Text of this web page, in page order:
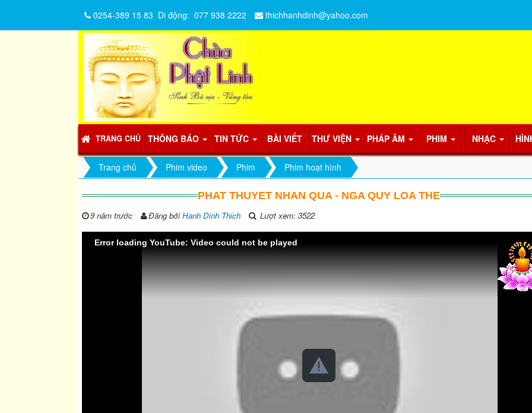
TRANG CHỦ THÔNG BÁO TIN TỨC BÀI VIẾT THƯ VIỆN PHÁP ÂM PHIM NHẠC
0254-389 15 83 Di động: 077 938 2222 thichhanhdinh@yahoo.com
Trang chủ Phim video Phim Phim hoạt hình
PHAT THUYET NHAN QUA - NGA QUY LOA THE
9 năm trước Đăng bởiHanh Dinh Thich Lượt xem: 3522
Error loading YouTube: Video could not be played